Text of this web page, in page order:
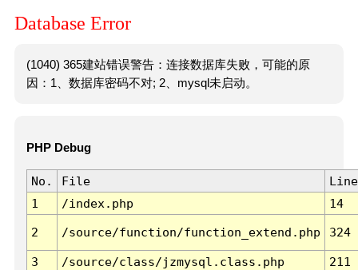
Database Error
(1040) 365建站错误警告：连接数据库失败，可能的原
因：1、数据库密码不对; 2、mysql未启动。
PHP Debug
No. File
Line
1
/index.php 14
2 /source/function/function_extend.php 324
3 /source/class/jzmysql.class.php
211